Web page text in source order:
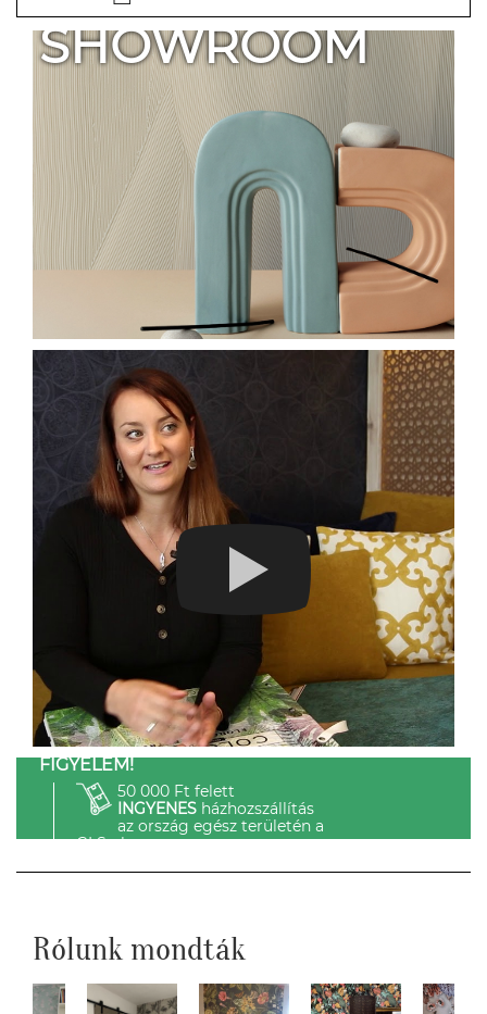
SHOWROOM
FIGYELEM!
50 000 Ft felett
INGYENESházhozszállítás
az ország egész területén a
GLS-el.
Rólunk mondták